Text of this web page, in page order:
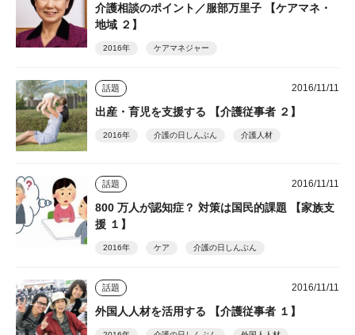
介護相談のポイント／服部万里子 【ケアマネ・
地域 ２】
2016年 ケアマネジャー
話題 2016/11/11
出産・育児を支援する 【介護従事者 ２】
2016年 介護の日しんぶん 介護人材
話題 2016/11/11
800 万人が認知症？ 対策は国民的課題 【家族支
援 １】
2016年 ケア 介護の日しんぶん
話題 2016/11/11
外国人人材を活用する 【介護従事者 １】